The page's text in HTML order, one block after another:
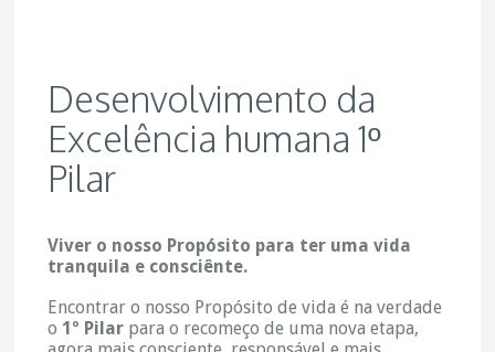
Desenvolvimento da
Excelência humana 1º
Pilar
Viver o nosso Propósito para ter uma vida
tranquila e consciênte.
Encontrar o nosso Propósito de vida é na verdade
o 1º Pilar para o recomeço de uma nova etapa,